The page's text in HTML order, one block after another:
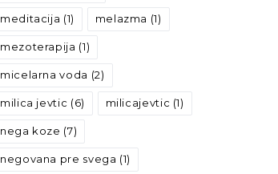
meditacija (1) melazma (1)
mezoterapija (1)
micelarna voda (2)
milica jevtic (6) milicajevtic (1)
nega koze (7)
negovana pre svega (1)